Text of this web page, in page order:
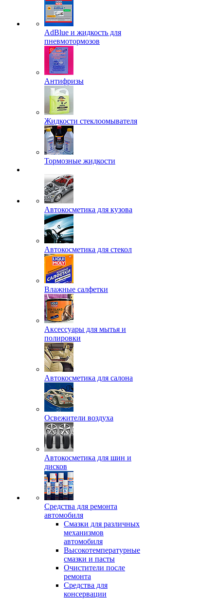
AdBlue и жидкость для
пневмотормозов
Антифризы
Жидкости стеклоомывателя
Тормозные жидкости
Автокосметика для кузова
Автокосметика для стекол
Влажные салфетки
Аксессуары для мытья и
полировки
Автокосметика для салона
Освежители воздуха
Автокосметика для шин и
дисков
Средства для ремонта
автомобиля
Смазки для различных
механизмов
автомобиля
Высокотемпературные
смазки и пасты
Очистители после
ремонта
Средства для
консервации